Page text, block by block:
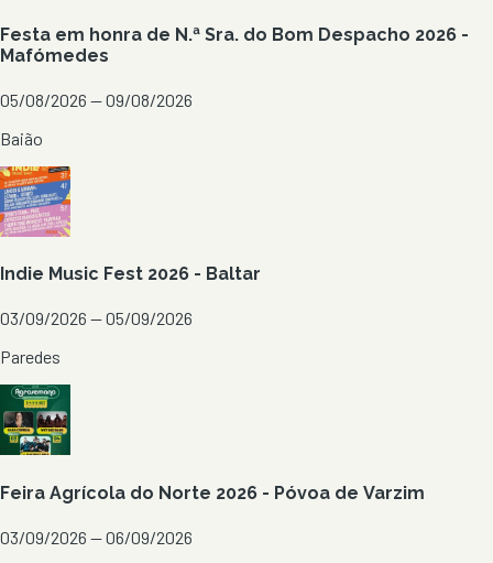
Festa em honra de N.ª Sra. do Bom Despacho 2026 -
Mafómedes
05/08/2026 — 09/08/2026
Baião
Indie Music Fest 2026 - Baltar
03/09/2026 — 05/09/2026
Paredes
Feira Agrícola do Norte 2026 - Póvoa de Varzim
03/09/2026 — 06/09/2026